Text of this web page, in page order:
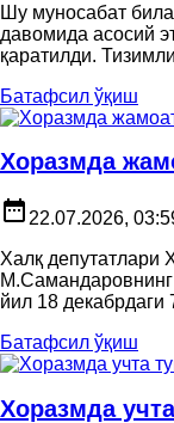
Шу муносабат
давомида асосий
қаратилди.
Батафсил ўқиш
Хоразмда
date_range 22.07.2026,
Халқ депутатлари
М.Самандаровнинг
йил 18
Батафсил ўқиш
Хоразмда